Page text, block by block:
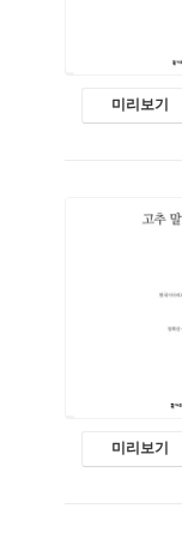
미리보기
미리보기